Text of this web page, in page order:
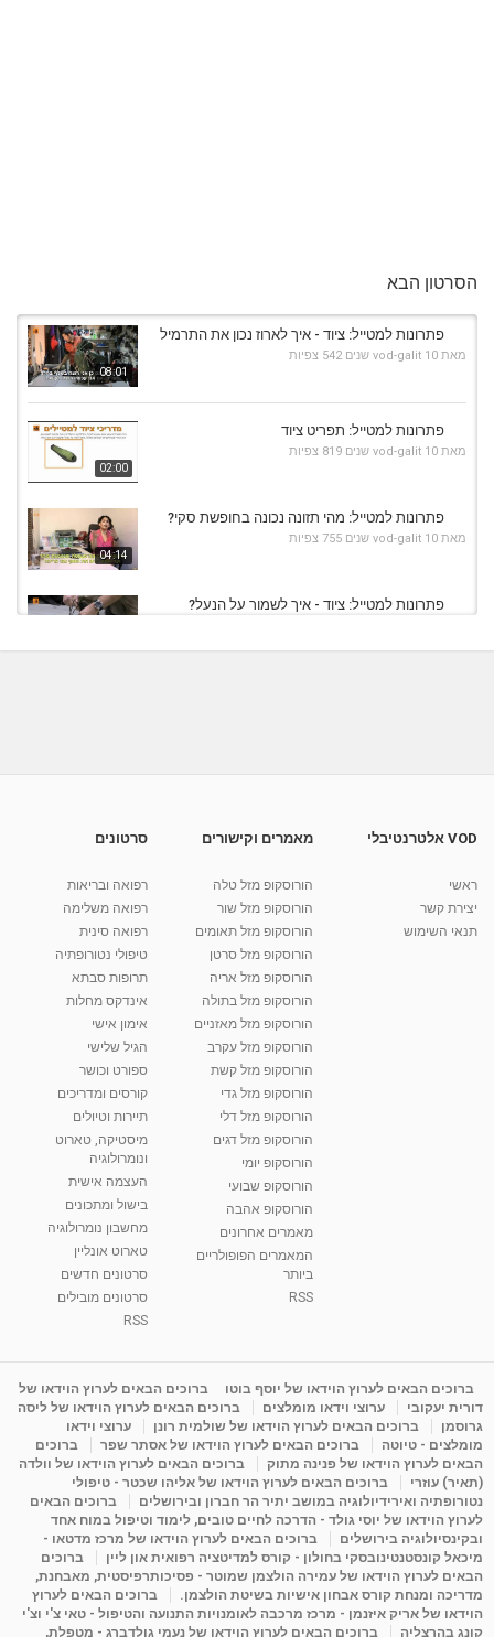
הסרטון הבא
08:01
פתרונות למטייל: ציוד - איך לארוז נכון את התרמיל
מאת vod-galit 10 שנים 542 צפיות
02:00
פתרונות למטייל: תפריט ציוד
מאת vod-galit 10 שנים 819 צפיות
04:14
פתרונות למטייל: מהי תזונה נכונה בחופשת סקי?
מאת vod-galit 10 שנים 755 צפיות
פתרונות למטייל: ציוד - איך לשמור על הנעל?
מאת
10:17
קרין גורן - העוגה המתגלצ’ת ללא קמח
38.5k צפיות
01:37
יוסי שר - מתמחה בשיטת אלכסנדר וטאי צ'י
2,738 צפיות
01:46
רנה רז-גילו -טיפול אנרגטי ויעוץ רוחני - נומרולוגית
2,315 צפיות
05:37
סודות בתאריך הלידה, משמעות חודש הלידה -
ינואר זינה ליבשיץ נומרולוגית
ליסה גרוסמן - המרכז לאימון התנהגותי - קשב
09:12
מדיטציה בדמיון מודרך - היכרות עם האני הפנימי
מאת admin 11 שנים 3,649 צפיות
פנינה מתוק - מרכז "נתיב הלב" בהרצליה-
מדיטציה-התחדשות
Shahar-vod
VOD אלטרנטיבלי
ראשי
יצירת קשר
תנאי השימוש
מאמרים וקישורים
הורוסקופ מזל טלה
הורוסקופ מזל שור
הורוסקופ מזל תאומים
הורוסקופ מזל סרטן
הורוסקופ מזל אריה
הורוסקופ מזל בתולה
הורוסקופ מזל מאזניים
הורוסקופ מזל עקרב
הורוסקופ מזל קשת
הורוסקופ מזל גדי
הורוסקופ מזל דלי
הורוסקופ מזל דגים
הורוסקופ יומי
הורוסקופ שבועי
הורוסקופ אהבה
מאמרים אחרונים
המאמרים הפופולריים
ביותר
RSS
סרטונים
רפואה ובריאות
רפואה משלימה
רפואה סינית
טיפולי נטורופתיה
תרופות סבתא
אינדקס מחלות
אימון אישי
הגיל שלישי
ספורט וכושר
קורסים ומדריכים
תיירות וטיולים
מיסטיקה, טארוט
ונומרולוגיה
העצמה אישית
בישול ומתכונים
מחשבון נומרולוגיה
טארוט אונליין
סרטונים חדשים
סרטונים מובילים
RSS
ברוכים הבאים לערוץ הוידאו של יוסף בוטו
ברוכים הבאים לערוץ הוידאו של
דורית יעקובי
ערוצי וידאו מומלצים
ברוכים הבאים לערוץ הוידאו של ליסה
גרוסמן
ברוכים הבאים לערוץ הוידאו של שולמית רונן
ערוצי וידאו
מומלצים - טיוטה
ברוכים הבאים לערוץ הוידאו של אסתר שפר
ברוכים
הבאים לערוץ הוידאו של פנינה מתוק
ברוכים הבאים לערוץ הוידאו של וולדה
(תאיר) עוזרי
ברוכים הבאים לערוץ הוידאו של אליהו שכטר - טיפולי
נטורופתיה ואירידיולוגיה במושב יתיר הר חברון ובירושלים
ברוכים הבאים
לערוץ הוידאו של יוסי גולד - הדרכה לחיים טובים, לימוד וטיפול במוח אחד
ובקינסיולוגיה בירושלים
ברוכים הבאים לערוץ הוידאו של מרכז מדטאו -
מיכאל קונסטנטינובסקי בחולון - קורס למדיטציה רפואית און ליין
ברוכים
הבאים לערוץ הוידאו של עמירה הולצמן שמוטר - פסיכותרפיסטית, מאבחנת,
מדריכה ומנחת קורס אבחון אישיות בשיטת הולצמן.
ברוכים הבאים לערוץ
הוידאו של אריק איזנמן - מרכז מרכבה לאומנויות התנועה והטיפול - טאי צ'י וצ'י
קונג בהרצליה
ברוכים הבאים לערוץ הוידאו של נעמי גולדברג - מטפלת,